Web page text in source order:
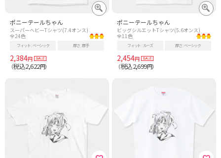
ポニーテールちゃん
スーパーヘビーTシャツ(7.4オンス)
全24色
フィット ベーシック 厚さ 厚手
2,384円
（税込2,622円）
ポニーテールちゃん
ビッグシルエットTシャツ(5.6オンス)
全11色
フィット ルーズ 厚さ ベーシック
2,454円
（税込2,699円）